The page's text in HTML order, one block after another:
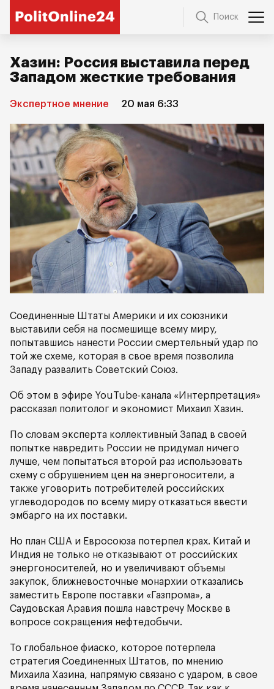
Поиск
Хазин: Россия выставила перед
Западом жесткие требования
Экспертное мнение 20 мая 6:33
Соединенные Штаты Америки и их союзники
выставили себя на посмешище всему миру,
попытавшись нанести России смертельный удар по
той же схеме, которая в свое время позволила
Западу развалить Советский Союз.
Об этом в эфире YouTube-канала «Интерпретация»
рассказал политолог и экономист Михаил Хазин.
По словам эксперта коллективный Запад в своей
попытке навредить России не придумал ничего
лучше, чем попытаться второй раз использовать
схему с обрушением цен на энергоносители, а
также уговорить потребителей российских
углеводородов по всему миру отказаться ввести
эмбарго на их поставки.
Но план США и Евросоюза потерпел крах. Китай и
Индия не только не отказывают от российских
энергоносителей, но и увеличивают объемы
закупок, ближневосточные монархии отказались
заместить Европе поставки «Газпрома», а
Саудовская Аравия пошла навстречу Москве в
вопросе сокращения нефтедобычи.
То глобальное фиаско, которое потерпела
стратегия Соединенных Штатов, по мнению
Михаила Хазина, напрямую связано с ударом, в свое